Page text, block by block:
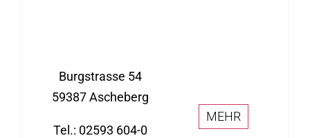
Burgstrasse 54
59387 Ascheberg
Tel.: 02593 604-0
MEHR